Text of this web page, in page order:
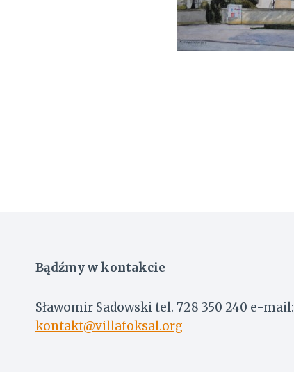
Bądźmy w kontakcie
Sławomir Sadowski tel. 728 350 240 e-mail:
kontakt@villafoksal.org